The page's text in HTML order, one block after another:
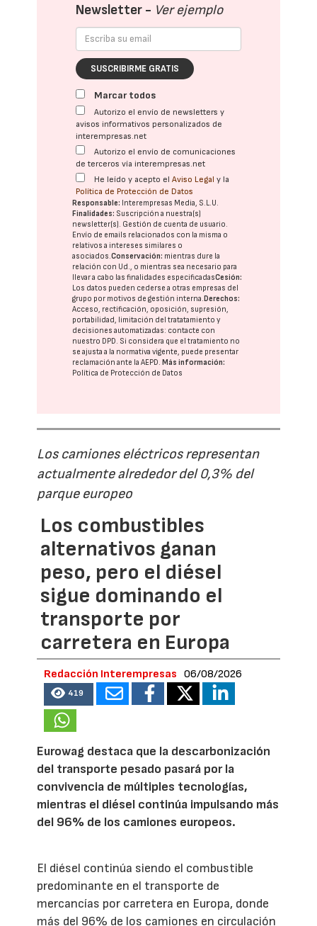
Newsletter - Ver ejemplo
SUSCRIBIRME GRATIS
Marcar todos
Autorizo el envío de newsletters y
avisos informativos personalizados de
interempresas.net
Autorizo el envío de comunicaciones
de terceros vía interempresas.net
He leído y acepto elAviso Legal y la
Política de Protección de Datos
Responsable: Interempresas Media, S.L.U.
Finalidades: Suscripción a nuestra(s)
newsletter(s). Gestión de cuenta de usuario.
Envío de emails relacionados con la misma o
relativos a intereses similares o
asociados.Conservación: mientras dure la
relación con Ud., o mientras sea necesario para
llevar a cabo las finalidades especificadasCesión:
Los datos pueden cederse a otras empresas del
grupo por motivos de gestión interna.Derechos:
Acceso, rectificación, oposición, supresión,
portabilidad, limitación del tratatamiento y
decisiones automatizadas: contacte con
nuestro DPD. Si considera que el tratamiento no
se ajusta a la normativa vigente, puede presentar
reclamación ante laAEPD.Más información:
Política de Protección de Datos
Los camiones eléctricos representan
actualmente alrededor del 0,3% del
parque europeo
Los combustibles
alternativos ganan
peso, pero el diésel
sigue dominando el
transporte por
carretera en Europa
Redacción Interempresas 06/08/2026
419
Eurowag destaca que la descarbonización
del transporte pesado pasará por la
convivencia de múltiples tecnologías,
mientras el diésel continúa impulsando más
del 96% de los camiones europeos.
El diésel continúa siendo el combustible
predominante en el transporte de
mercancías por carretera en Europa, donde
más del 96% de los camiones en circulación